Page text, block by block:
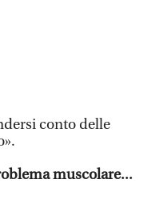
conto delle
muscolare...